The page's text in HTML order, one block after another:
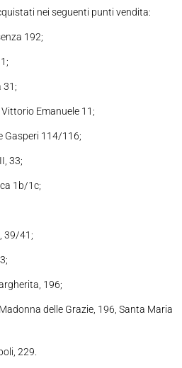
nei seguenti punti vendita:
192;
31;
Emanuele 11;
Gasperi 114/116;
33;
1b/1c;
39/41;
196;
delle Grazie, 196, Santa Maria
229.